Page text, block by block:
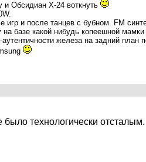
и Обсидиан X-24 воткнуть
игр и после танцев с бубном. FM
базе какой нибудь копеешной
железа на задний план
технологически отсталым.